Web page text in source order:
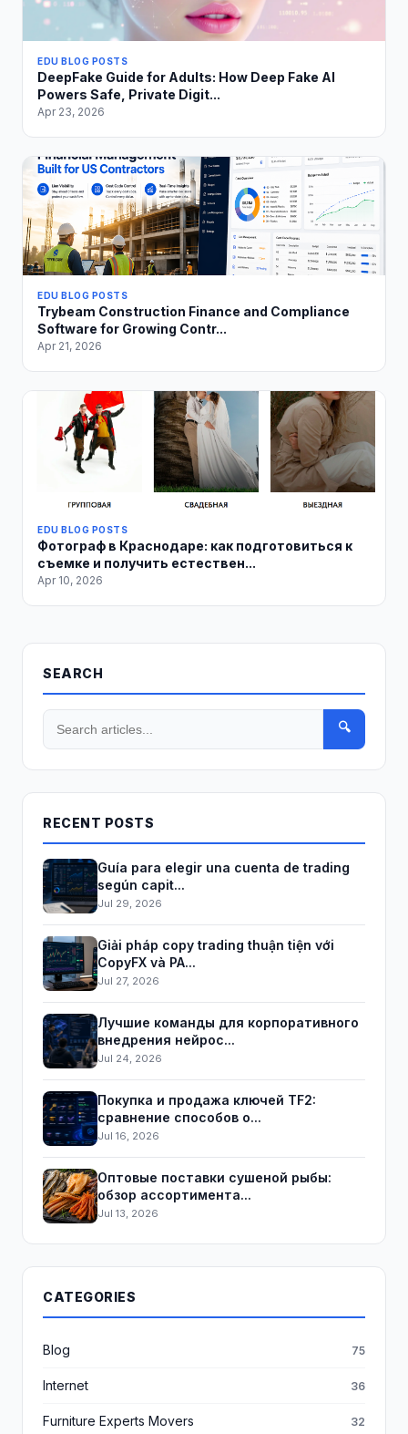
EDU BLOG POSTS
DeepFake Guide for Adults: How Deep Fake AI
Powers Safe, Private Digit...
Apr 23, 2026
EDU BLOG POSTS
Trybeam Construction Finance and Compliance
Software for Growing Contr...
Apr 21, 2026
EDU BLOG POSTS
Фотограф в Краснодаре: как подготовиться к
съемке и получить естествен...
Apr 10, 2026
SEARCH
🔍
RECENT POSTS
Guía para elegir una cuenta de trading
según capit...
Jul 29, 2026
Giải pháp copy trading thuận tiện với
CopyFX và PA...
Jul 27, 2026
Лучшие команды для корпоративного
внедрения нейрос...
Jul 24, 2026
Покупка и продажа ключей TF2:
сравнение способов о...
Jul 16, 2026
Оптовые поставки сушеной рыбы:
обзор ассортимента...
Jul 13, 2026
CATEGORIES
Blog 75
Internet 36
Furniture Experts Movers 32